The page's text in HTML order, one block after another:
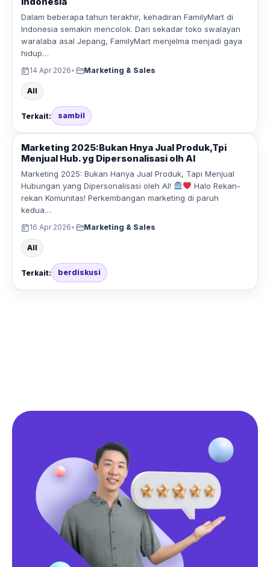
Dalam beberapa tahun terakhir, kehadiran FamilyMart di
Indonesia semakin mencolok. Dari sekadar toko swalayan
waralaba asal Jepang, FamilyMart menjelma menjadi gaya
hidup…
14 Apr 2026• Marketing & Sales
All
Terkait: sambil
Marketing 2025:Bukan Hnya Jual Produk,Tpi
Menjual Hub. yg Dipersonalisasi olh AI
Marketing 2025: Bukan Hanya Jual Produk, Tapi Menjual
Hubungan yang Dipersonalisasi oleh AI!
Halo Rekan-
rekan Komunitas! Perkembangan marketing di paruh
kedua…
16 Apr 2026• Marketing & Sales
All
Terkait: berdiskusi